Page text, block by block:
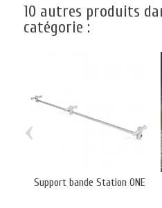
10 autres produits
catégorie :
Support bande Station ONE
‹